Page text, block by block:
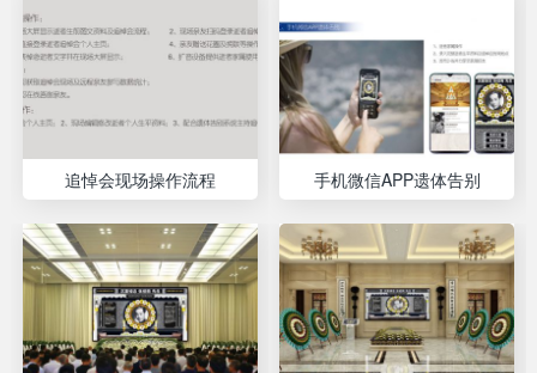
追悼会现场操作流程 手机微信APP遗体告别